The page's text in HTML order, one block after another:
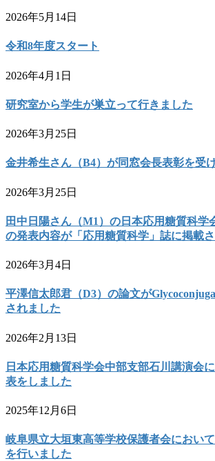
2026年5月14日
令和8年度スタート
2026年4月1日
研究室から学生が巣立って行きました
2026年3月25日
金井希生さん（B4）が同窓会長表彰を受
2026年3月25日
田中日陽さん（M1）の日本応用糖質科学
の発表内容が「応用糖質科学」誌に掲載
2026年3月4日
平澤信太郎君（D3）の論文が
されました
2026年2月13日
日本応用糖質科学会中部支部石川講演会
表をしました
2025年12月6日
岐阜県立大垣東高等学校保護者会におい
を行いました